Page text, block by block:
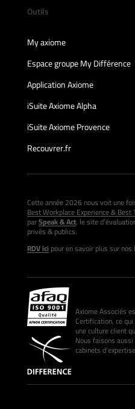
Outils
My axiome
Espace groupe My Différence
Application Axiome
iSuite Axiome Alpha
iSuite Axiome Provence
Recouvrer.fr
Cette année 2026 nous voit une
Best Workplace Experience & Best
parSpeak & Act, le site
privés & publics.
RDV icipour en savoir plus sur nos
Axiome Associés
Certification, ce
une culture client
Nous faisons
cabinets